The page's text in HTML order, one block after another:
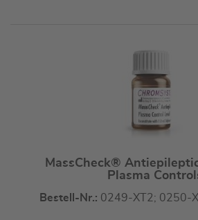
MassCheck®
Plasma
Bestell-Nr.: 0249-XT2; 0250-